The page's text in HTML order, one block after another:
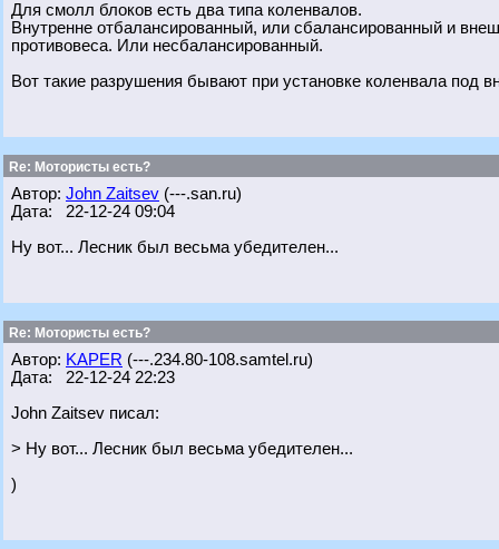
Для смолл блоков есть два типа коленвалов.
Внутренне отбалансированный, или сбалансированный и
противовеса. Или несбалансированный.
Вот такие разрушения бывают при установке коленвала под
Re: Мотористы есть?
Автор: John Zaitsev (---.san.ru)
Дата: 22-12-24 09:04
Ну вот... Лесник был весьма убедителен...
Re: Мотористы есть?
Автор: KAPER (---.234.80-108.samtel.ru)
Дата: 22-12-24 22:23
John Zaitsev писал:
> Ну вот... Лесник был весьма убедителен...
)